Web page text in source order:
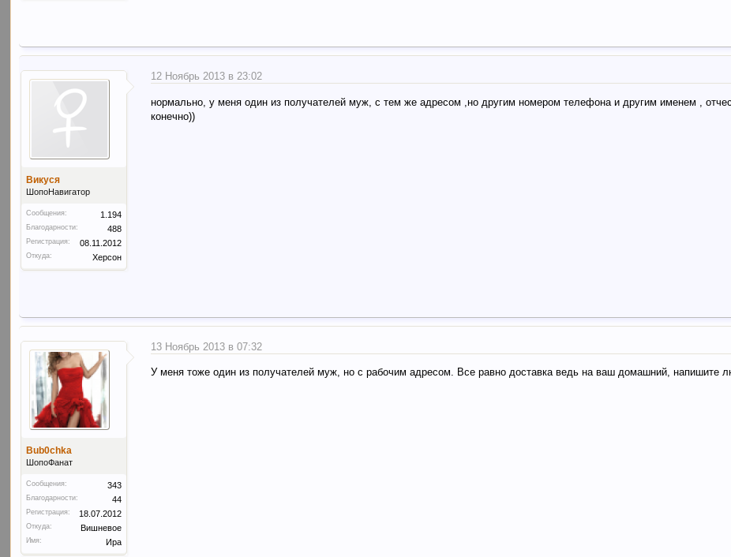
Викуся
ШопоНавигатор
Сообщения: 1.194
Благодарности: 488
Регистрация: 08.11.2012
Откуда: Херсон
12 Ноябрь 2013 в 23:02
нормально, у меня один из получателей муж, с тем же адресом ,но другим номером телефона и другим именем ,
конечно))
Bub0chka
ШопоФанат
Сообщения: 343
Благодарности: 44
Регистрация: 18.07.2012
Откуда: Вишневое
Имя: Ира
13 Ноябрь 2013 в 07:32
У меня тоже один из получателей муж, но с рабочим адресом. Все равно доставка ведь на ваш домашний, напишите